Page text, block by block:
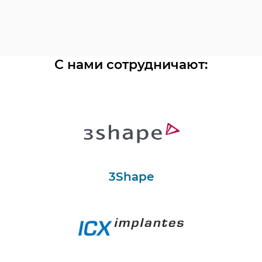
С нами сотрудничают:
3Shape